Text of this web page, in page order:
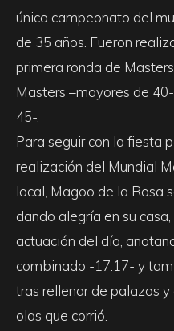
único campeonato del
de 35 años. Fueron
primera ronda de
Masters –mayores de
45-.
Para seguir con la fiesta
realización del Mundial
local, Magoo de la Rosa
dando alegría en su
actuación del día,
combinado -17.17- y
tras rellenar de palazos
olas que corrió.